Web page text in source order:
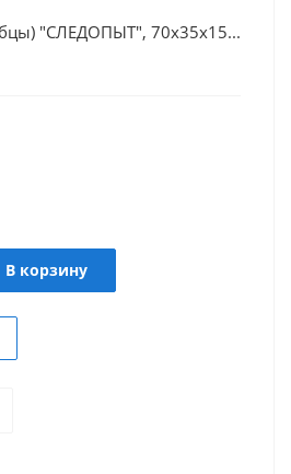
"СЛЕДОПЫТ", 70х35х15...
В корзину